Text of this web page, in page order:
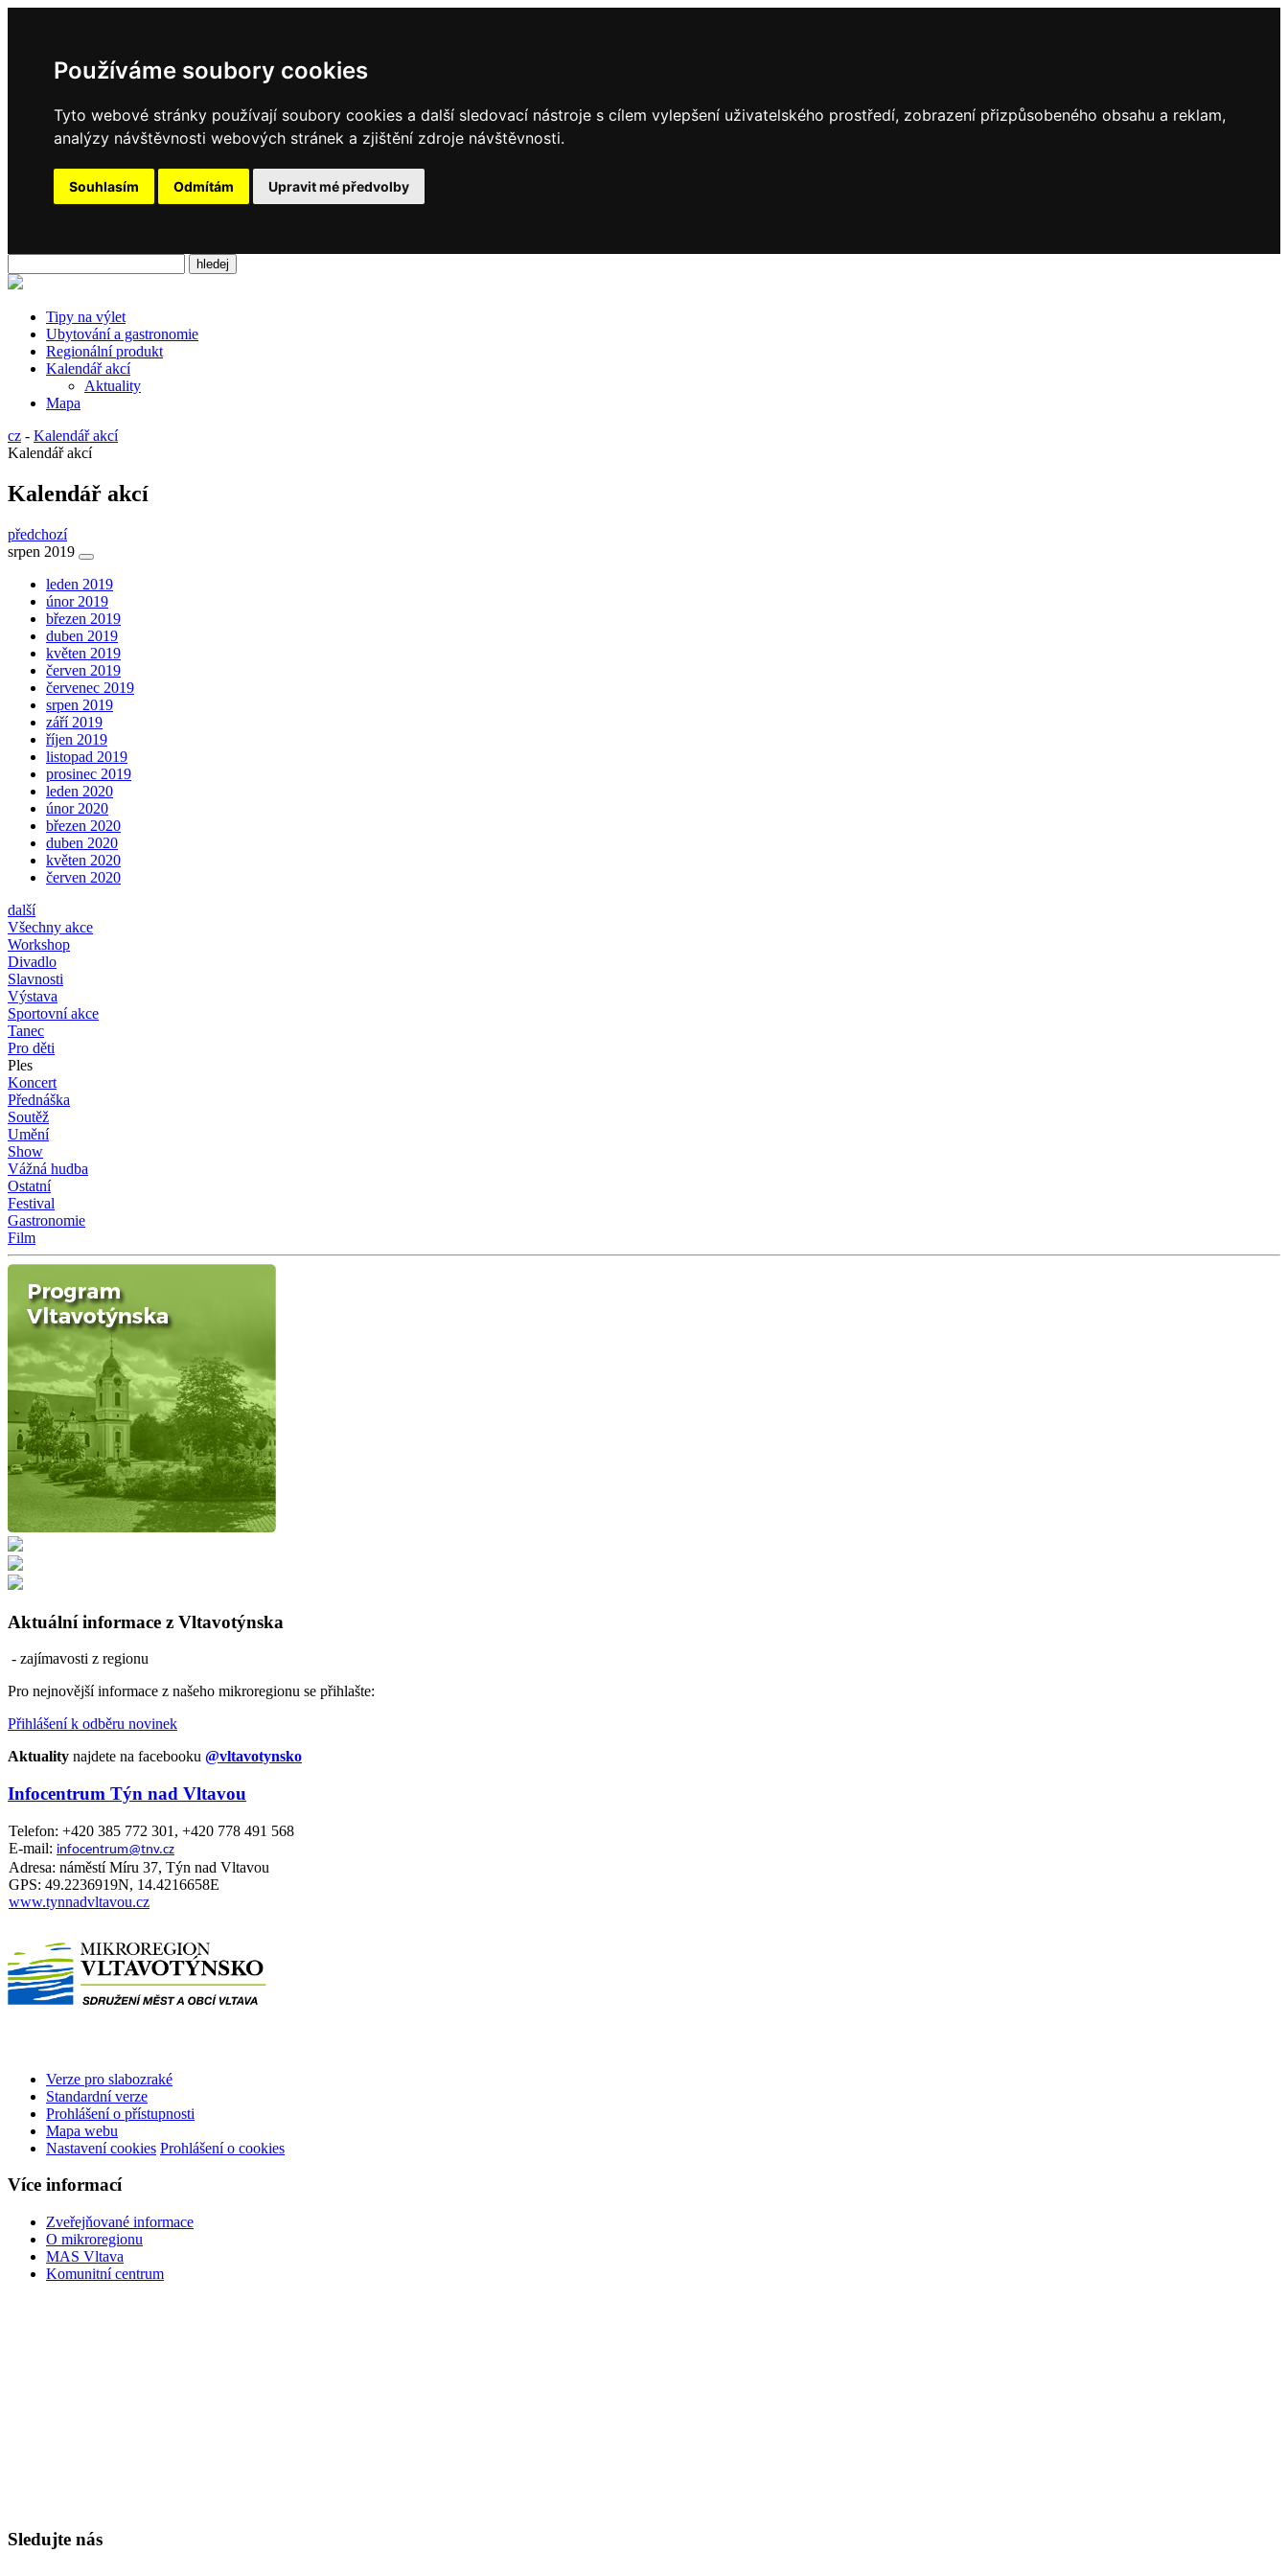
Používáme soubory cookies
Tyto webové stránky používají soubory cookies a další sledovací nástroje s cílem vylepšení uživatelského prostředí, zobrazení přizpůsobeného obsahu a reklam,
analýzy návštěvnosti webových stránek a zjištění zdroje návštěvnosti.
Souhlasím Odmítám Upravit mé předvolby
Tipy na výlet
Ubytování a gastronomie
Regionální produkt
Kalendář akcí
Aktuality
Mapa
cz - Kalendář akcí
Kalendář akcí
Kalendář akcí
předchozí
srpen 2019
leden 2019
únor 2019
březen 2019
duben 2019
květen 2019
červen 2019
červenec 2019
srpen 2019
září 2019
říjen 2019
listopad 2019
prosinec 2019
leden 2020
únor 2020
březen 2020
duben 2020
květen 2020
červen 2020
další
Všechny akce
Workshop
Divadlo
Slavnosti
Výstava
Sportovní akce
Tanec
Pro děti
Ples
Koncert
Přednáška
Soutěž
Umění
Show
Vážná hudba
Ostatní
Festival
Gastronomie
Film
Aktuální informace z Vltavotýnska
- zajímavosti z regionu
Pro nejnovější informace z našeho mikroregionu se přihlašte:
Přihlášení k odběru novinek
Aktuality najdete na facebooku @vltavotynsko
Infocentrum Týn nad Vltavou
Telefon: +420 385 772 301, +420 778 491 568
E-mail: infocentrum@tnv.cz
Adresa: náměstí Míru 37, Týn nad Vltavou
GPS: 49.2236919N, 14.4216658E
www.tynnadvltavou.cz
Verze pro slabozraké
Standardní verze
Prohlášení o přístupnosti
Mapa webu
Nastavení cookies Prohlášení o cookies
Více informací
Zveřejňované informace
O mikroregionu
MAS Vltava
Komunitní centrum
Sledujte nás